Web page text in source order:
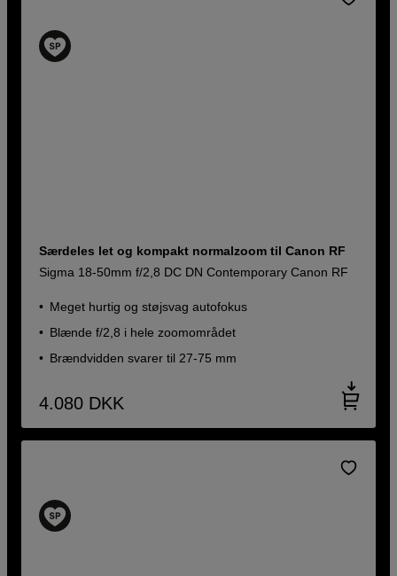
Særdeles let og kompakt normalzoom til Canon RF
Sigma 18-50mm f/2,8 DC DN Contemporary Canon RF
Meget hurtig og støjsvag autofokus
Blænde f/2,8 i hele zoomområdet
Brændvidden svarer til 27-75 mm
4.080 DKK